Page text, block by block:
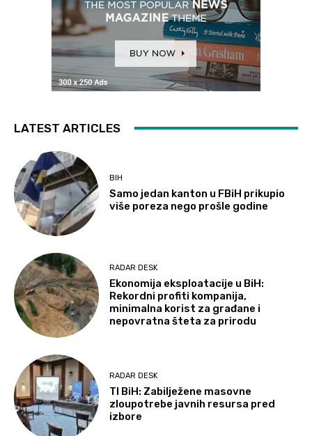
LATEST ARTICLES
BIH
Samo jedan kanton u FBiH prikupio
više poreza nego prošle godine
RADAR DESK
Ekonomija eksploatacije u BiH:
Rekordni profiti kompanija,
minimalna korist za građane i
nepovratna šteta za prirodu
RADAR DESK
TI BiH: Zabilježene masovne
zloupotrebe javnih resursa pred
izbore